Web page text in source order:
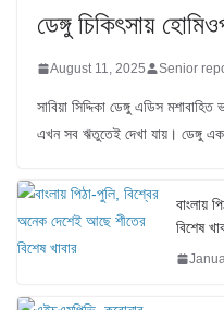
ডেঙ্গু চিকিৎসায়
August 11, 2025 Senior
সাবিয়া সিদ্দিকা ডেঙ্গু এডিস
এখন সব ঋতুতেই দেখা যায়। ডেঙ্গু
বাংলায়
বিশেষ